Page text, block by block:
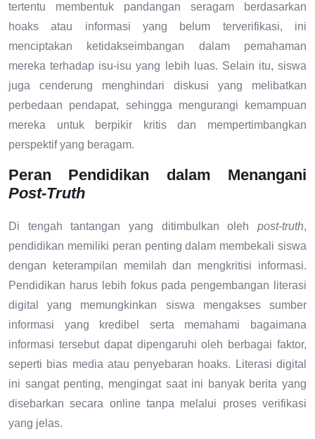
tertentu membentuk pandangan seragam berdasarkan
hoaks atau informasi yang belum terverifikasi, ini
menciptakan ketidakseimbangan dalam pemahaman
mereka terhadap isu-isu yang lebih luas. Selain itu, siswa
juga cenderung menghindari diskusi yang melibatkan
perbedaan pendapat, sehingga mengurangi kemampuan
mereka untuk berpikir kritis dan mempertimbangkan
perspektif yang beragam.
Peran Pendidikan dalam Menangani
Post-Truth
Di tengah tantangan yang ditimbulkan oleh post-truth,
pendidikan memiliki peran penting dalam membekali siswa
dengan keterampilan memilah dan mengkritisi informasi.
Pendidikan harus lebih fokus pada pengembangan literasi
digital yang memungkinkan siswa mengakses sumber
informasi yang kredibel serta memahami bagaimana
informasi tersebut dapat dipengaruhi oleh berbagai faktor,
seperti bias media atau penyebaran hoaks. Literasi digital
ini sangat penting, mengingat saat ini banyak berita yang
disebarkan secara online tanpa melalui proses verifikasi
yang jelas.